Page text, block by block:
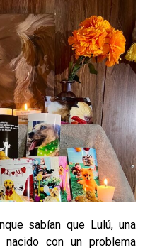
sabían que Lulú, una
nacido con un problema